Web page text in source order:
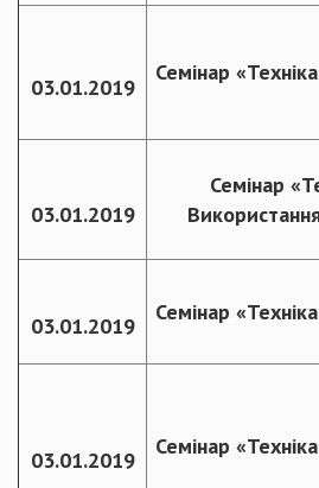
03.01.2019
Семінар
03.01.2019
Семінар
03.01.2019
Семінар
03.01.2019
Семінар